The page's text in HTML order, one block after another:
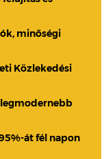
minőségi
Közlekedési
legmodernebb
át fél napon